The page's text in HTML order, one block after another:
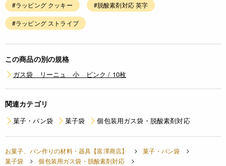
#ラッピング クッキー #脱酸素剤対応 英字
#ラッピング ストライプ
この商品の別の規格
ガス袋 リーニュ 小 ピンク / 10枚
関連カテゴリ
菓子・パン袋 菓子袋 個包装用ガス袋・脱酸素剤対応
お菓子、パン作りの材料・器具【富澤商店】
菓子・パン袋
菓子袋
個包装用ガス袋・脱酸素剤対応